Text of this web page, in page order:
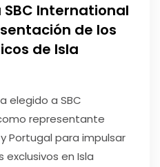
International
de los
de Isla
elegido a SBC
representante
Portugal para impulsar
en Isla